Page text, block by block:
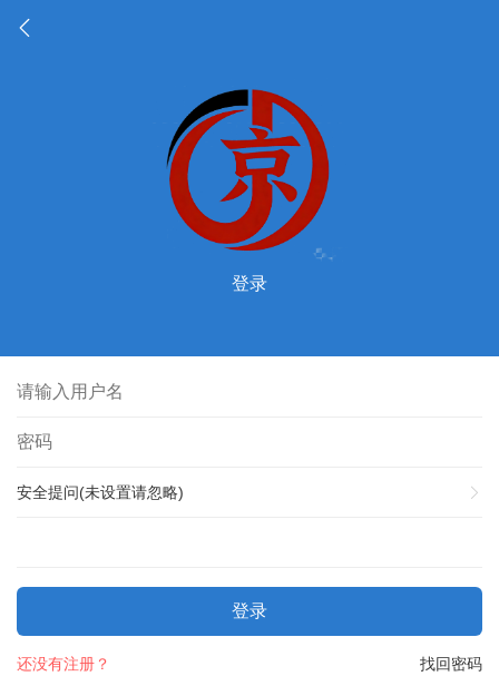
登录
安全提问(未设置请忽略)
登录
找回密码
还没有注册？